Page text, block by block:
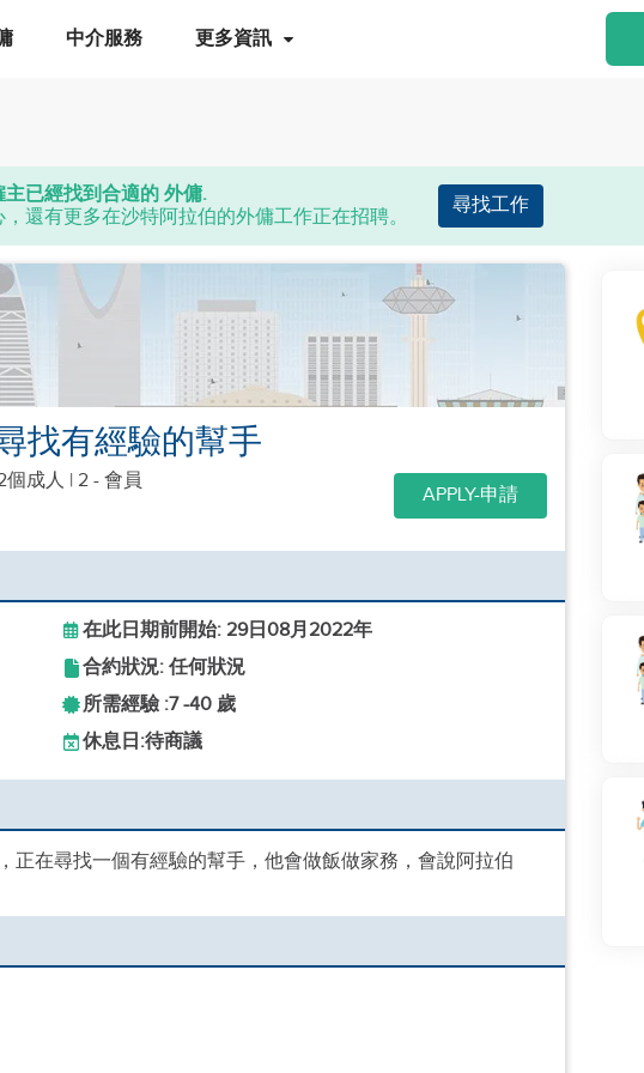
中介服務 更多資訊
主已經找到合適的 外傭.
，還有更多在沙特阿拉伯的外傭工作正在招聘。
尋找工作
找有經驗的幫手
個成人 | 2 - 會員
APPLY-申請
在此日期前開始: 29日08月2022年
合約狀況: 任何狀況
所需經驗 :7 -40 歲
休息日:待商議
正在尋找一個有經驗的幫手，他會做飯做家務，會說阿拉伯